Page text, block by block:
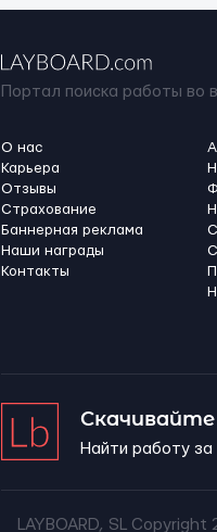
Портал поиска работы во
О нас
Карьера
Отзывы
Страхование
Баннерная реклама
Наши награды
Контакты
Найти работу за
LAYBOARD, SL